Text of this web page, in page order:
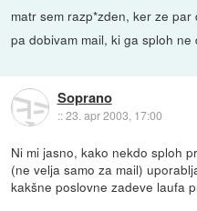
matr sem razp*zden, ker ze
pa dobivam mail, ki ga sploh ne
Soprano
::23. apr 2003, 17:00
Ni mi jasno, kako nekdo sploh
(ne velja samo za mail)
kakšne poslovne zadeve laufa